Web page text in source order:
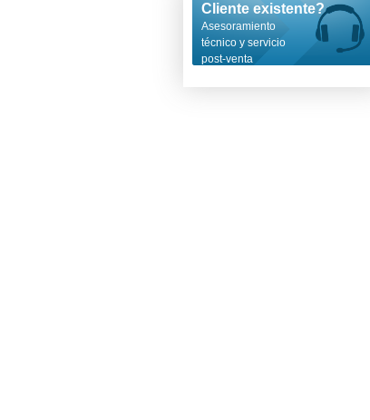
Cliente existente?
Asesoramiento
técnico y servicio
post-venta